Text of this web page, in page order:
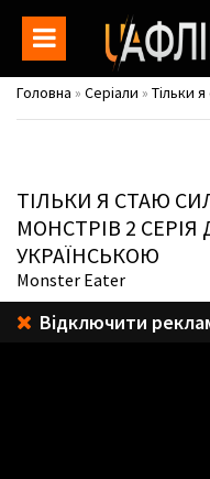
Головна » Серіали » Тільки я стаю
ТІЛЬКИ Я СТАЮ
МОНСТРІВ 2
УКРАЇНСЬКОЮ
Monster Eater
Відключити